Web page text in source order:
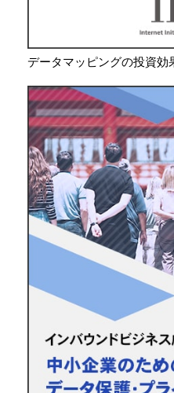
データマッピングの投資効